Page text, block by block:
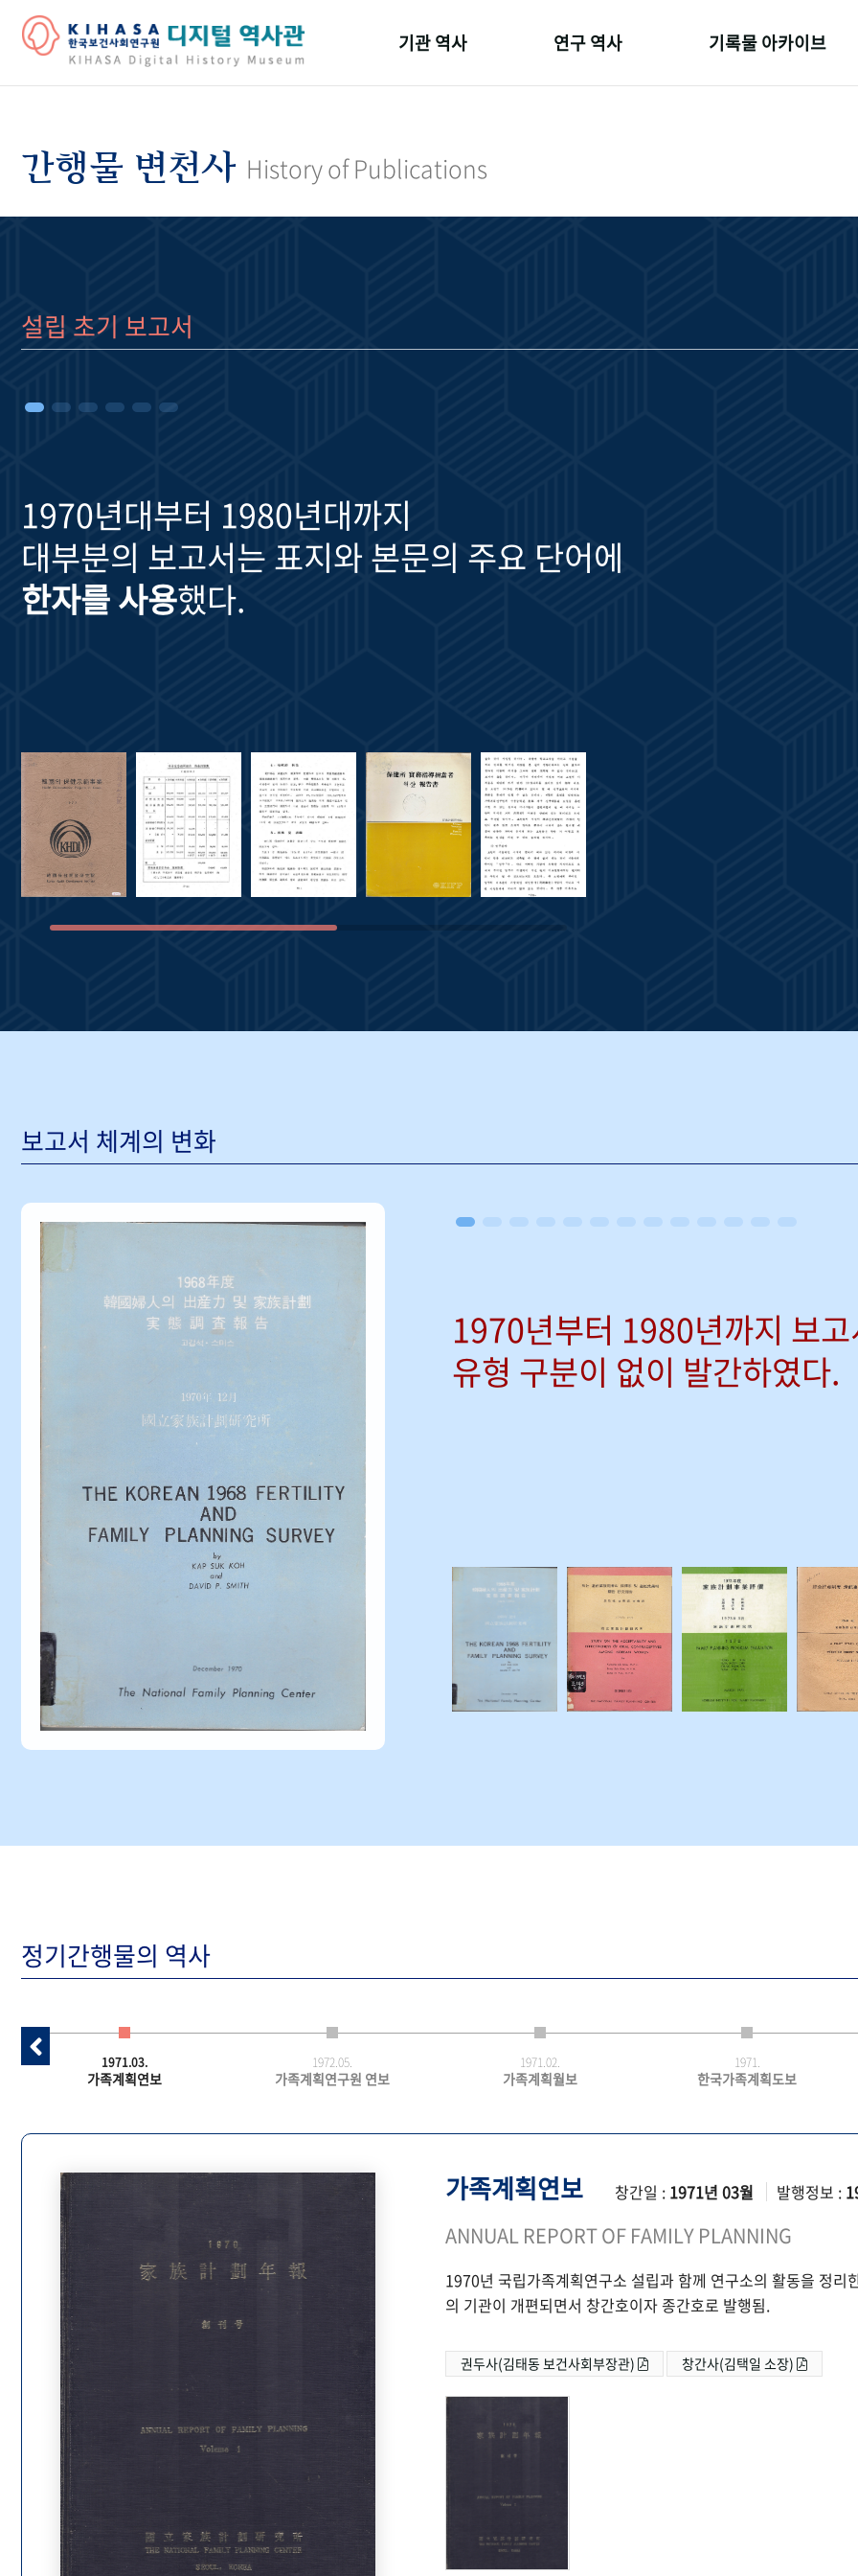
기관 역사
기관 변천사
연구 역사 기록물 아카이브
간행물 변천사 History of Publications
설립 초기 보고서
1970년대부터 1980년대까지
대부분의 보고서는 표지와 본문의 주요 단어에
한자를 사용했다.
보고서 체계의 변화
1970년부터 1980년까지 보
유형 구분이 없이 발간하였다.
정기간행물의 역사
1971.03.
가족계획연보
1972.05.
가족계획연구원 연보
1971.02.
가족계획월보
1971.
한국가족계획도보
가족계획연보 창간일 : 1971년 03월 발행정보 :
ANNUAL REPORT OF FAMILY PLANNING
1970년 국립가족계획연구소 설립과 함께 연구소의 활동을 정
의 기관이 개편되면서 창간호이자 종간호로 발행됨.
권두사(김태동 보건사회부장관) 창간사(김택일 소장)